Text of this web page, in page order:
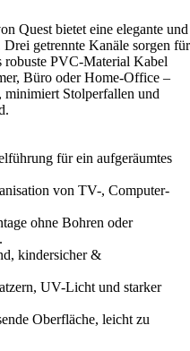
Quest bietet eine elegante und
getrennte Kanäle sorgen für
robuste PVC-Material Kabel
Büro oder Home-Office –
Stolperfallen und
für ein aufgeräumtes
von TV-, Computer-
ohne Bohren oder
kindersicher &
UV-Licht und starker
Oberfläche, leicht zu